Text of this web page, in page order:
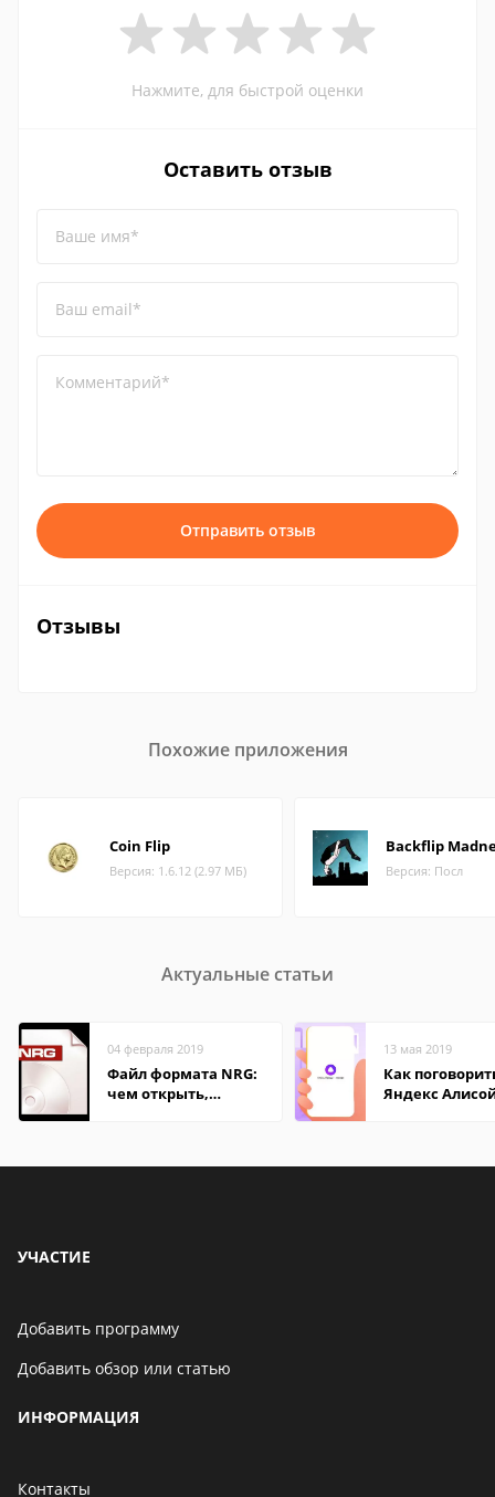
Нажмите, для быстрой оценки
Оставить отзыв
Ваше имя*
Ваш email*
Комментарий*
Отправить отзыв
Отзывы
Похожие приложения
Coin Flip
Версия: 1.6.12 (2.97 МБ)
Backflip
Версия: Посл
Актуальные статьи
04 февраля 2019
Файл формата NRG:
чем открыть,
13 мая 2019
Как
Яндекс
УЧАСТИЕ
Добавить программу
Добавить обзор или статью
ИНФОРМАЦИЯ
Контакты